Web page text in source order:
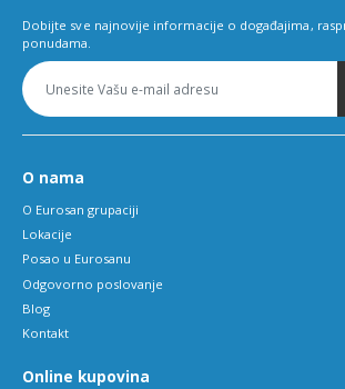
Dobijte sve najnovije informacije o događajima,
ponudama.
O nama
O Eurosan grupaciji
Lokacije
Posao u Eurosanu
Odgovorno poslovanje
Blog
Kontakt
Online kupovina